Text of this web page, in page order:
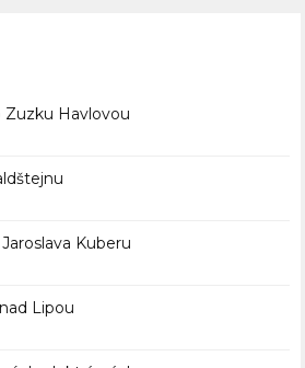
Zuzku Havlovou
Kuberu
Lipou